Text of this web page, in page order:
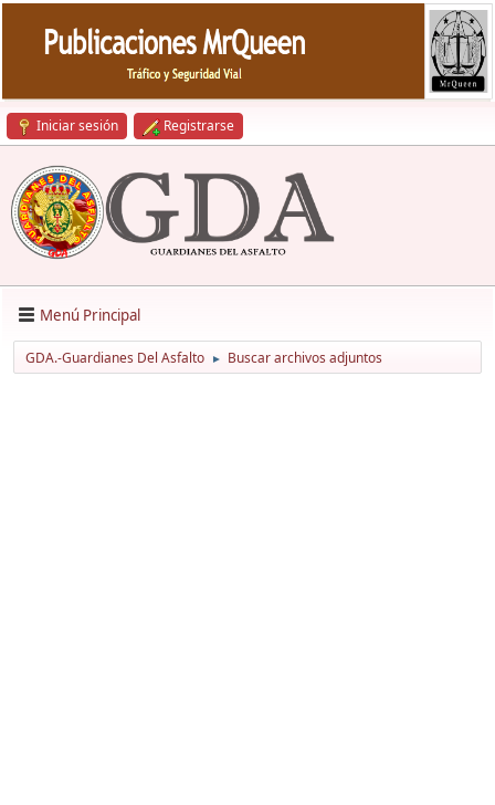
Iniciar sesión Registrarse
Menú Principal
GDA.-Guardianes Del Asfalto ► Buscar archivos adjuntos